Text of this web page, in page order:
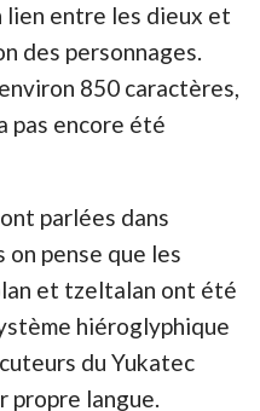
lien entre les dieux et
des personnages.
850 caractères,
pas encore été
parlées dans
on pense que les
et tzeltalan ont été
hiéroglyphique
du Yukatec
propre langue.